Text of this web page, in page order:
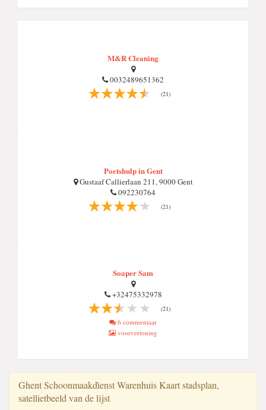
M&R Cleaning
0032489651362
(21)
Poetshulp in Gent
Gustaaf Callierlaan 211, 9000 Gent
092230764
(21)
Soaper Sam
+32475332978
(21)
6 commentaar
voorvertoning
Ghent Schoonmaakdi̇enst Warenhuis Kaart stadsplan,
satellietbeeld van de lijst